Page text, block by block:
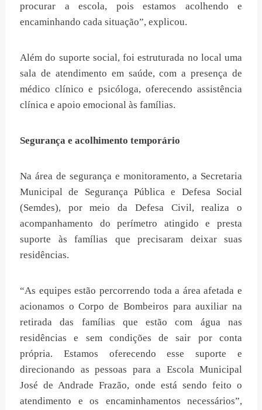
procurar a escola, pois estamos acolhendo e
encaminhando cada situação”, explicou.
Além do suporte social, foi estruturada no local uma
sala de atendimento em saúde, com a presença de
médico clínico e psicóloga, oferecendo assistência
clínica e apoio emocional às famílias.
Segurança e acolhimento temporário
Na área de segurança e monitoramento, a Secretaria
Municipal de Segurança Pública e Defesa Social
(Semdes), por meio da Defesa Civil, realiza o
acompanhamento do perímetro atingido e presta
suporte às famílias que precisaram deixar suas
residências.
“As equipes estão percorrendo toda a área afetada e
acionamos o Corpo de Bombeiros para auxiliar na
retirada das famílias que estão com água nas
residências e sem condições de sair por conta
própria. Estamos oferecendo esse suporte e
direcionando as pessoas para a Escola Municipal
José de Andrade Frazão, onde está sendo feito o
atendimento e os encaminhamentos necessários”,